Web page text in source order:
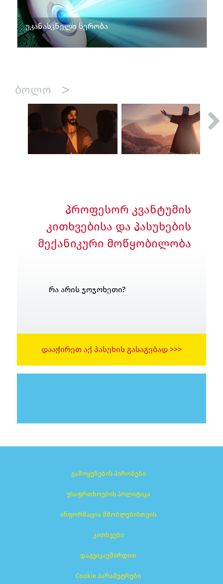
უკანასკნელი სერობა
ᲑᲝᲚᲝ >
პროფესორ კვანტუმის
კითხვებისა და პასუხების
მექანიკური მოწყობილობა
რა არის ჯოჯოხეთი?
ᲓᲐᲐᲭᲘᲠᲔᲗ ᲐᲥ ᲞᲐᲡᲣᲮᲘᲡ ᲒᲐᲡᲐᲒᲔᲑᲐᲓ >>>
გამოყენების პირობები
უსაფრთხოების პოლიტიკა
ინფორმაცია მშობლებისთვის
კითხვები
დაგვიკავშირდით
Cookie პარამეტრები